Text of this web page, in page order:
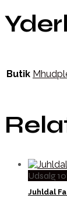
Butik
Udsalg
Juhldal